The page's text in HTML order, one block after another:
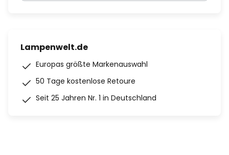
Lampenwelt.de
Europas größte Markenauswahl
50 Tage kostenlose Retoure
Seit 25 Jahren Nr. 1 in Deutschland